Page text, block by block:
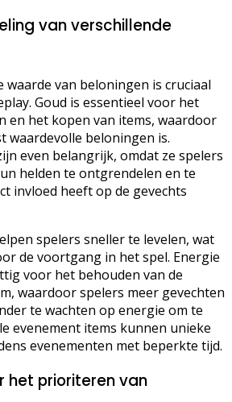
van verschillende
waarde van beloningen is cruciaal
Goud is essentieel voor het
en het kopen van items, waardoor
waardevolle beloningen is.
even belangrijk, omdat ze spelers
helden te ontgrendelen en te
invloed heeft op de gevechts
spelers sneller te levelen, wat
de voortgang in het spel. Energie
voor het behouden van de
waardoor spelers meer gevechten
te wachten op energie om te
evenement items kunnen unieke
evenementen met beperkte tijd.
het prioriteren van